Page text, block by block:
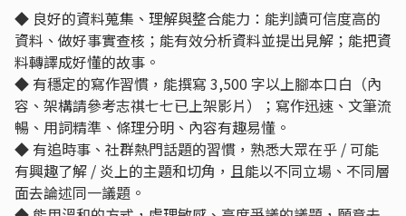
◆ 良好的資料蒐集、理解與整合能力：能判讀可信度高的
資料、做好事實查核；能有效分析資料並提出見解；能把資
料轉譯成好懂的故事。
◆ 有穩定的寫作習慣，能撰寫 3,500 字以上腳本口白（內
容、架構請參考志祺七七已上架影片）；寫作迅速、文筆流
暢、用詞精準、條理分明、內容有趣易懂。
◆ 有追時事、社群熱門話題的習慣，熟悉大眾在乎 / 可能
有興趣了解 / 炎上的主題和切角，且能以不同立場、不同層
面去論述同一議題。